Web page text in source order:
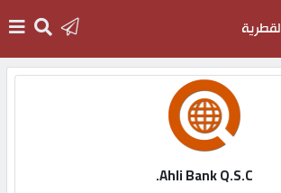
Ahli Bank Q.S.C.